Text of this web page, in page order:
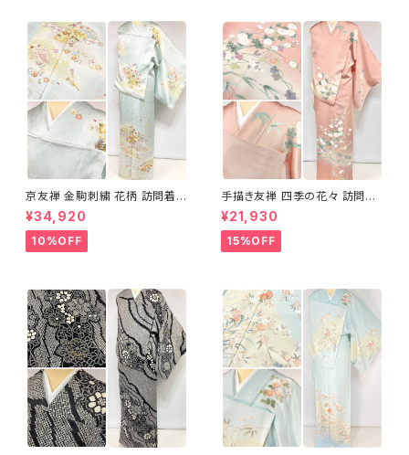
京友禅 金駒刺繍 花柄 訪問着
正絹 水色 黄緑 パステルカラー
アイスグリーン 1433
¥34,920
10%OFF
手描き友禅 四季の花々 訪問着
袷 正絹 サーモンピンク クリー
ム 白 桃花色 1434
¥21,930
15%OFF